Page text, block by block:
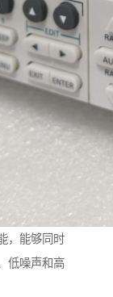
，能够同时
低噪声和高